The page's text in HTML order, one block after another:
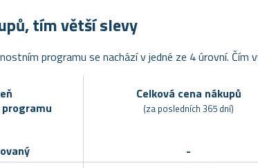
tím větší slevy
programu se nachází v jedné ze 4 úrovní.
Celková cena nákupů
(za posledních 365 dní)
-